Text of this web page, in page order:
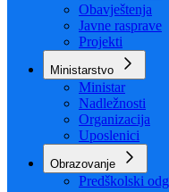
Sve vijesti
Konkursi i oglasi
Javne nabavke
Obavještenja
Javne rasprave
Projekti
Ministarstvo
Ministar
Nadležnosti
Organizacija
Uposlenici